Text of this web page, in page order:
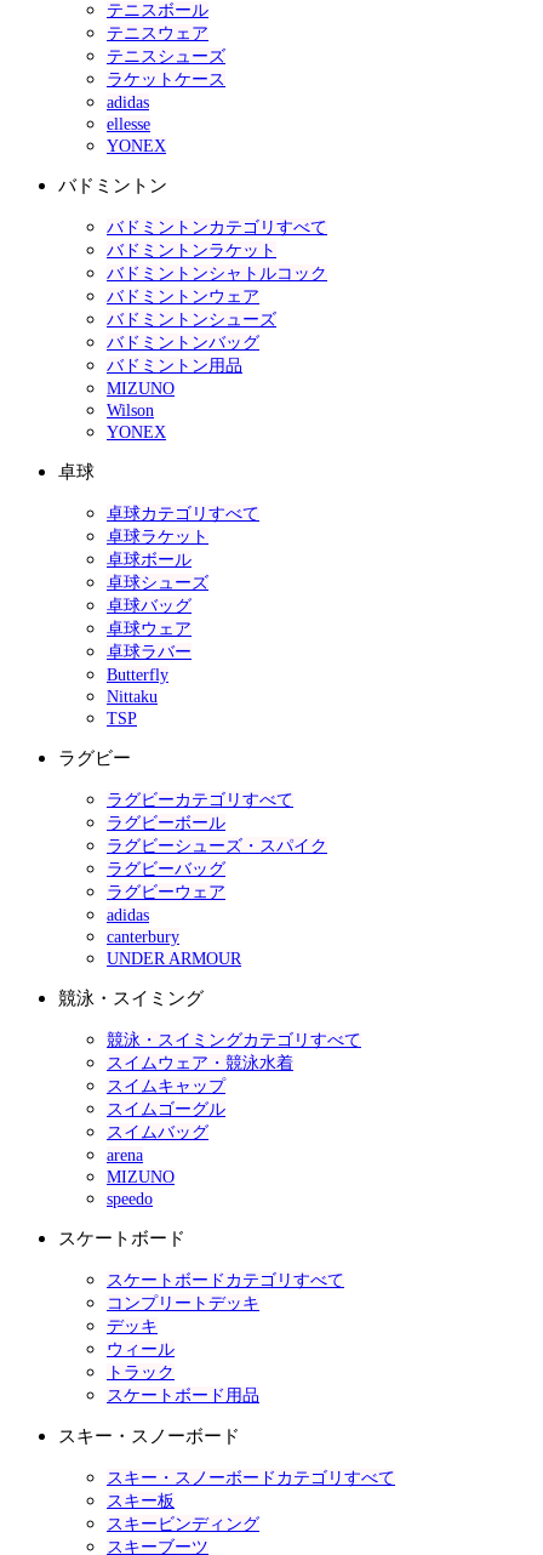
テニスボール
テニスウェア
テニスシューズ
ラケットケース
adidas
ellesse
YONEX
バドミントン
バドミントンカテゴリすべて
バドミントンラケット
バドミントンシャトルコック
バドミントンウェア
バドミントンシューズ
バドミントンバッグ
バドミントン用品
MIZUNO
Wilson
YONEX
卓球
卓球カテゴリすべて
卓球ラケット
卓球ボール
卓球シューズ
卓球バッグ
卓球ウェア
卓球ラバー
Butterfly
Nittaku
TSP
ラグビー
ラグビーカテゴリすべて
ラグビーボール
ラグビーシューズ・スパイク
ラグビーバッグ
ラグビーウェア
adidas
canterbury
UNDER ARMOUR
競泳・スイミング
競泳・スイミングカテゴリすべて
スイムウェア・競泳水着
スイムキャップ
スイムゴーグル
スイムバッグ
arena
MIZUNO
speedo
スケートボード
スケートボードカテゴリすべて
コンプリートデッキ
デッキ
ウィール
トラック
スケートボード用品
スキー・スノーボード
スキー・スノーボードカテゴリすべて
スキー板
スキービンディング
スキーブーツ